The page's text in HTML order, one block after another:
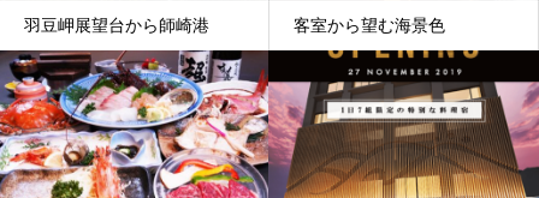
羽豆岬展望台から師崎港 客室から望む海景色